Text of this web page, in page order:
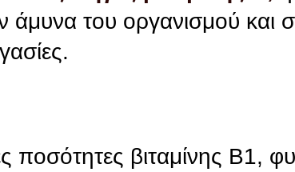
άμυνα του οργανισμού και
βιταμίνης Β1,